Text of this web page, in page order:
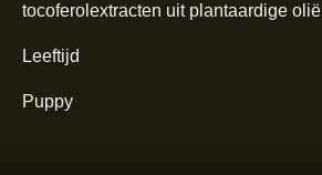
tocoferolextracten uit plantaardige
Leeftijd
Puppy